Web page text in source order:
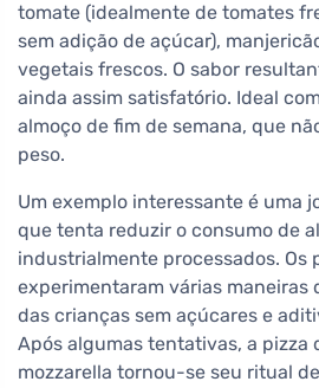
tomate (idealmente de tomates
sem adição de açúcar),
vegetais frescos. O sabor
ainda assim satisfatório. Ideal
almoço de fim de semana, que
peso.
Um exemplo interessante é uma
que tenta reduzir o consumo de
industrialmente processados. Os
experimentaram várias maneiras
das crianças sem açúcares e
Após algumas tentativas, a pizza
mozzarella tornou-se seu ritual